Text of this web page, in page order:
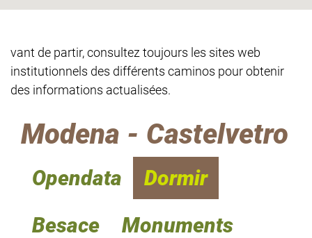
vant de partir, consultez toujours les sites web
institutionnels des différents caminos pour obtenir
des informations actualisées.
Modena - Castelvetro
Opendata
Dormir
Besace
Monuments